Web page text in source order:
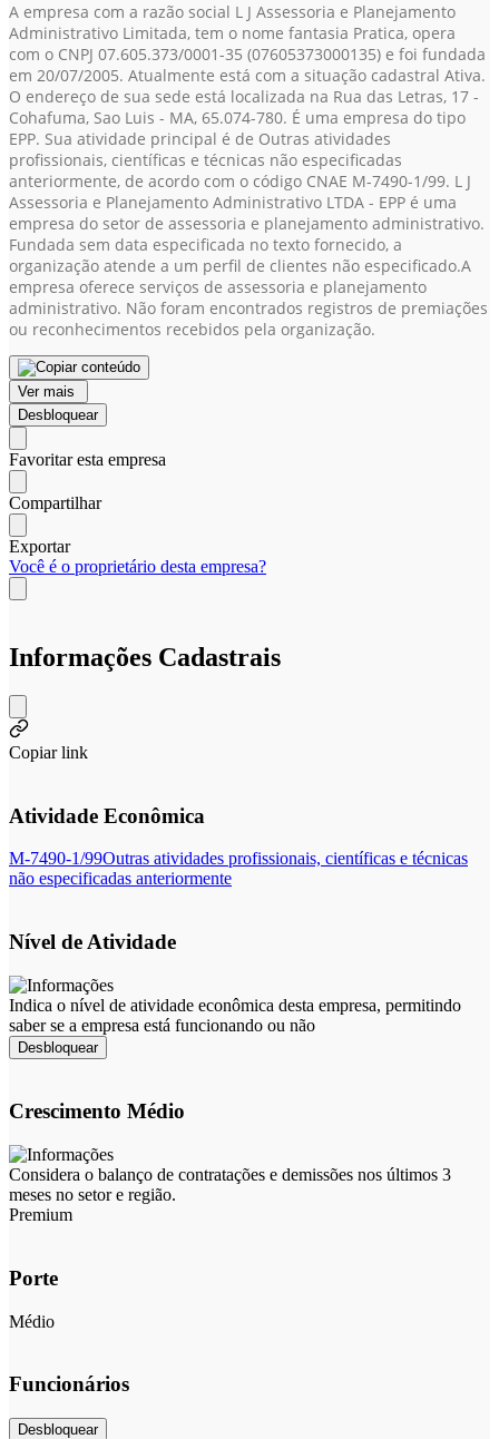
A empresa com a razão social L J Assessoria e Planejamento
Administrativo Limitada, tem o nome fantasia Pratica, opera
com o CNPJ 07.605.373/0001-35 (07605373000135) e foi fundada
em 20/07/2005. Atualmente está com a situação cadastral Ativa.
O endereço de sua sede está localizada na Rua das Letras, 17 -
Cohafuma, Sao Luis - MA, 65.074-780. É uma empresa do tipo
EPP. Sua atividade principal é de Outras atividades
profissionais, científicas e técnicas não especificadas
anteriormente, de acordo com o código CNAE M-7490-1/99. L J
Assessoria e Planejamento Administrativo LTDA - EPP é uma
empresa do setor de assessoria e planejamento administrativo.
Fundada sem data especificada no texto fornecido, a
organização atende a um perfil de clientes não especificado.A
empresa oferece serviços de assessoria e planejamento
administrativo. Não foram encontrados registros de premiações
ou reconhecimentos recebidos pela organização.
Ver mais
Desbloquear
Favoritar esta empresa
Compartilhar
Exportar
Você é o proprietário desta empresa?
Informações Cadastrais
Copiar link
Atividade Econômica
M-7490-1/99Outras atividades profissionais, científicas e técnicas
não especificadas anteriormente
Nível de Atividade
Indica o nível de atividade econômica desta empresa, permitindo
saber se a empresa está funcionando ou não
Desbloquear
Crescimento Médio
Considera o balanço de contratações e demissões nos últimos 3
meses no setor e região.
Premium
Porte
Médio
Funcionários
Desbloquear